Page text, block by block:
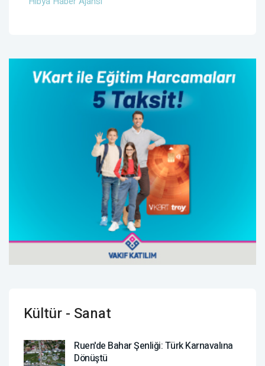
Kültür - Sanat
Ruen'de Bahar Şenliği: Türk Karnavalına
Dönüştü